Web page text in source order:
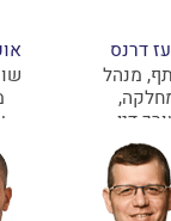
דרנס
מנהל
דין